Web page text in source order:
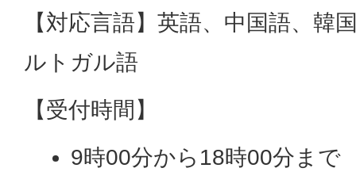
【対応言語】英語、中国語、韓
ルトガル語
【受付時間】
9時00分から18時00分まで